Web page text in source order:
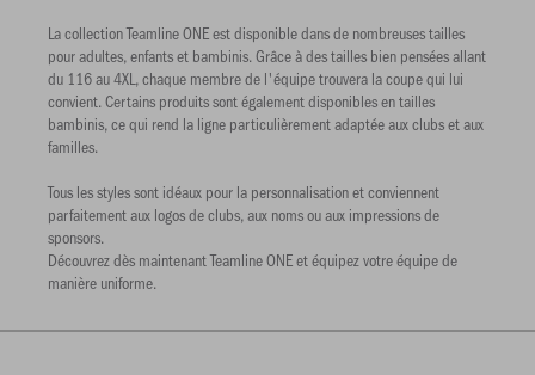
La collection Teamline ONE est disponible dans de nombreuses tailles
pour adultes, enfants et bambinis. Grâce à des tailles bien pensées allant
du 116 au 4XL, chaque membre de l'équipe trouvera la coupe qui lui
convient. Certains produits sont également disponibles en tailles
bambinis, ce qui rend la ligne particulièrement adaptée aux clubs et aux
familles.
Tous les styles sont idéaux pour la personnalisation et conviennent
parfaitement aux logos de clubs, aux noms ou aux impressions de
sponsors.
Découvrez dès maintenant Teamline ONE et équipez votre équipe de
manière uniforme.